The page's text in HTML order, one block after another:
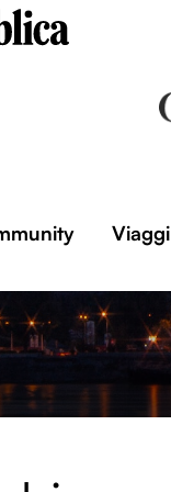
Viaggi